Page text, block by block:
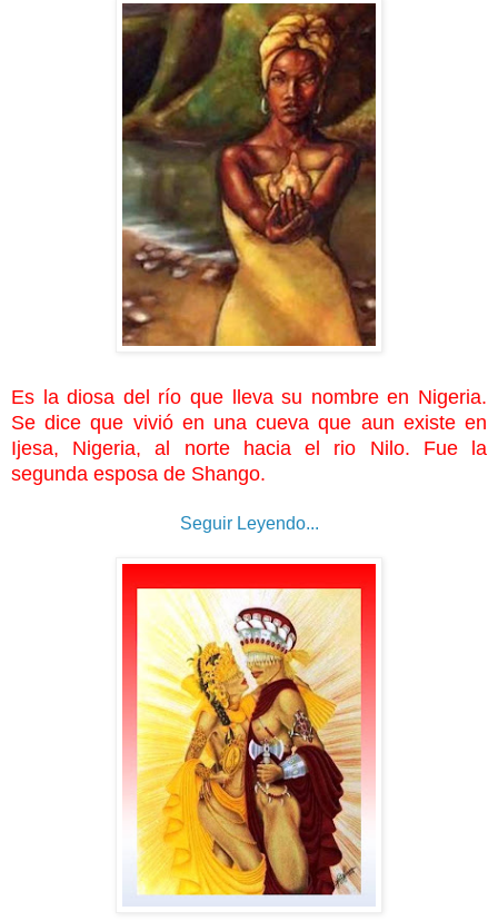
Es la diosa del río que lleva su nombre en Nigeria.
Se dice que vivió en una cueva que aun existe en
Ijesa, Nigeria, al norte hacia el rio Nilo. Fue la
segunda esposa de Shango.
Seguir Leyendo...